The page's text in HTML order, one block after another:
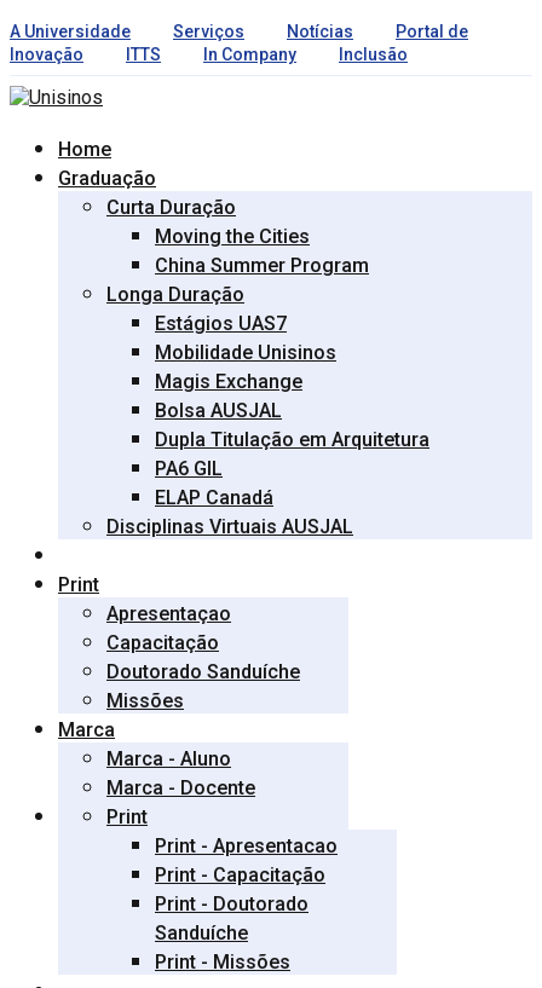
A Universidade Serviços Notícias
Portal de
Inovação
ITTS In Company Inclusão
Home
Graduação
Curta Duração
Moving the Cities
China Summer Program
Longa Duração
Estágios UAS7
Mobilidade Unisinos
Magis Exchange
Bolsa AUSJAL
Dupla Titulação em Arquitetura
PA6 GIL
ELAP Canadá
Disciplinas Virtuais AUSJAL
Print
Apresentaçao
Capacitação
Doutorado Sanduíche
Missões
Marca
Marca - Aluno
Marca - Docente
Print
Print - Apresentacao
Print - Capacitação
Print - Doutorado
Sanduíche
Print - Missões